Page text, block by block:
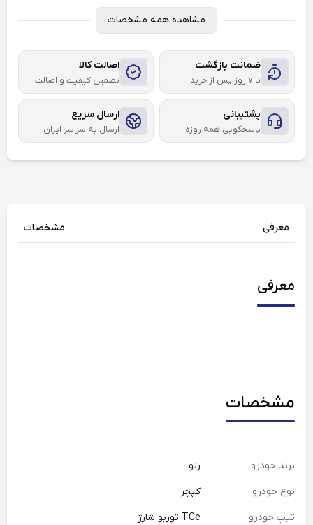
مشاهده همه مشخصات
ضمانت بازگشت
تا ۷ روز پس از خرید
اصالت کالا
تضمین کیفیت و اصالت
پشتیبانی
پاسخگویی همه روزه
ارسال سریع
ارسال به سراسر ایران
معرفی مشخصات
معرفی
مشخصات
برند خودرو
رنو
نوع خودرو
کپچر
تیپ خودرو
TCe توربو شارژ